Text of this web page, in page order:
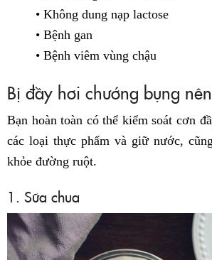
• Không dung nạp lactose
• Bệnh gan
• Bệnh viêm vùng chậu
Bị đầy hơi chướng bụng
Bạn hoàn toàn có thể kiểm soát cơn
các loại thực phẩm và giữ nước,
khỏe đường ruột.
1. Sữa chua